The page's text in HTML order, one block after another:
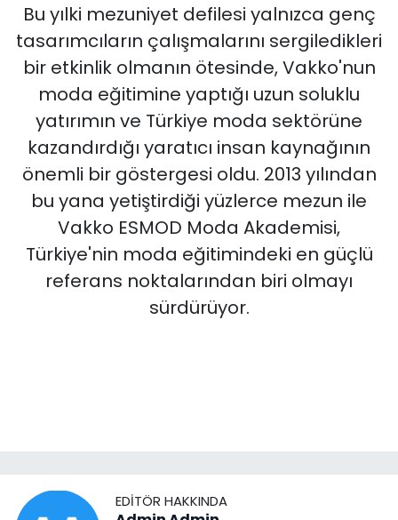
Bu yılki mezuniyet defilesi yalnızca genç
tasarımcıların çalışmalarını sergiledikleri
bir etkinlik olmanın ötesinde, Vakko'nun
moda eğitimine yaptığı uzun soluklu
yatırımın ve Türkiye moda sektörüne
kazandırdığı yaratıcı insan kaynağının
önemli bir göstergesi oldu. 2013 yılından
bu yana yetiştirdiği yüzlerce mezun ile
Vakko ESMOD Moda Akademisi,
Türkiye'nin moda eğitimindeki en güçlü
referans noktalarından biri olmayı
sürdürüyor.
EDITÖR HAKKINDA